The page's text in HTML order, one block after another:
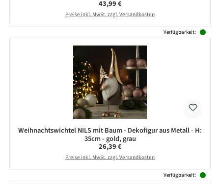
Regulärer Preis:
43,99 €
Preise inkl. MwSt. zzgl. Versandkosten
Verfügbarkeit:
Weihnachtswichtel NILS mit Baum - Dekofigur aus Metall - H:
35cm - gold, grau
Regulärer Preis:
26,39 €
Preise inkl. MwSt. zzgl. Versandkosten
Verfügbarkeit: